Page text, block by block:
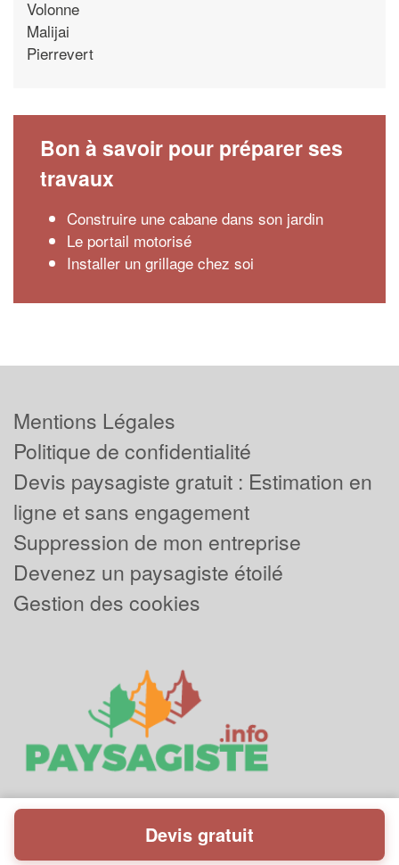
Volonne
Malijai
Pierrevert
Bon à savoir pour préparer ses
travaux
Construire une cabane dans son jardin
Le portail motorisé
Installer un grillage chez soi
Mentions Légales
Politique de confidentialité
Devis paysagiste gratuit : Estimation en
ligne et sans engagement
Suppression de mon entreprise
Devenez un paysagiste étoilé
Gestion des cookies
Powered byPlus que pro
Devis gratuit